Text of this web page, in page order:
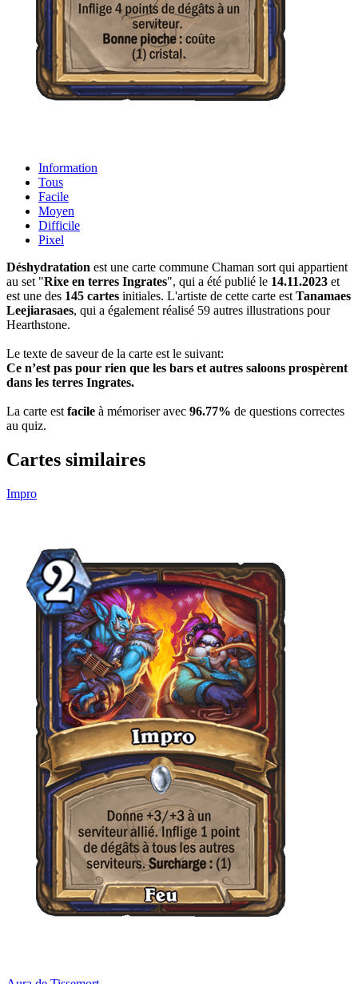
Information
Tous
Facile
Moyen
Difficile
Pixel
Déshydratation est une carte commune Chaman sort qui appartient
au set "Rixe en terres Ingrates", qui a été publié le 14.11.2023 et
est une des 145 cartes initiales. L'artiste de cette carte est Tanamaes
Leejiarasaes, qui a également réalisé 59 autres illustrations pour
Hearthstone.
Le texte de saveur de la carte est le suivant:
Ce n’est pas pour rien que les bars et autres saloons prospèrent
dans les terres Ingrates.
La carte est facile à mémoriser avec 96.77% de questions correctes
au quiz.
Cartes similaires
Impro